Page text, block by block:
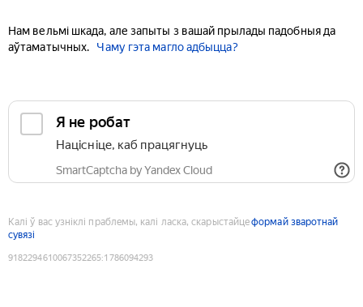
Нам вельмі шкада, але запыты з вашай прылады падобныя да
аўтаматычных.
Чаму гэта магло адбыцца?
Я не робат
Націсніце, каб працягнуць
SmartCaptcha by Yandex Cloud
Калі ў вас узніклі праблемы, калі ласка, скарыстайцеформай зваротнай
сувязі
9182294610067352265:1786094293